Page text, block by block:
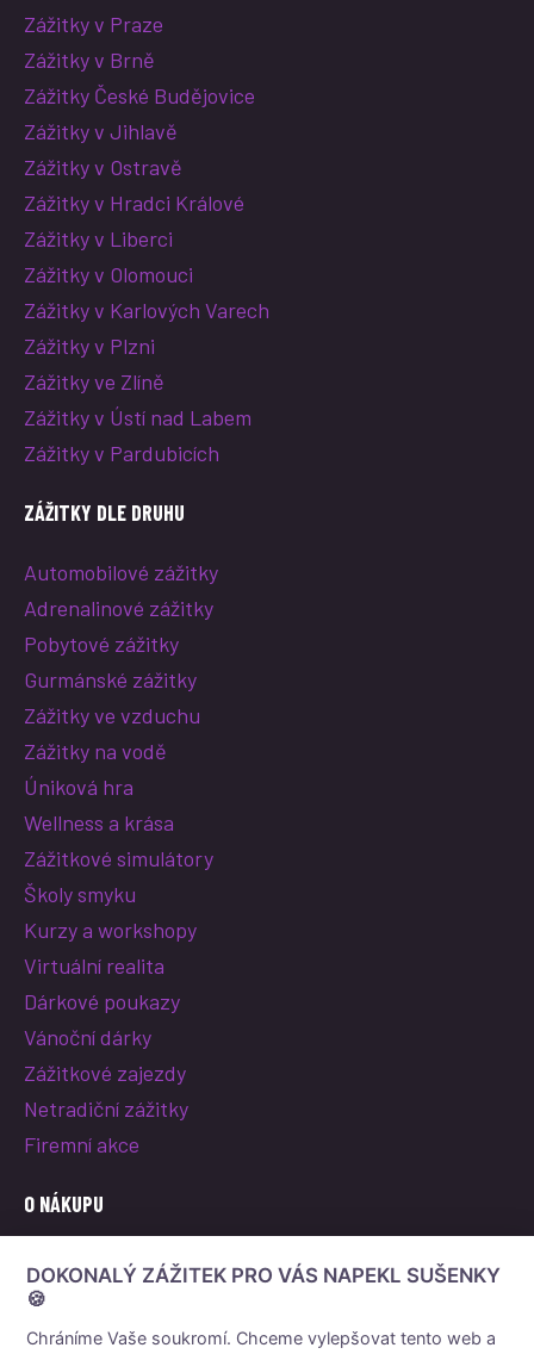
Zážitky v Praze
Zážitky v Brně
Zážitky České Budějovice
Zážitky v Jihlavě
Zážitky v Ostravě
Zážitky v Hradci Králové
Zážitky v Liberci
Zážitky v Olomouci
Zážitky v Karlových Varech
Zážitky v Plzni
Zážitky ve Zlíně
Zážitky v Ústí nad Labem
Zážitky v Pardubicích
ZÁŽITKY DLE DRUHU
Automobilové zážitky
Adrenalinové zážitky
Pobytové zážitky
Gurmánské zážitky
Zážitky ve vzduchu
Zážitky na vodě
Úniková hra
Wellness a krása
Zážitkové simulátory
Školy smyku
Kurzy a workshopy
Virtuální realita
Dárkové poukazy
Vánoční dárky
Zážitkové zajezdy
Netradiční zážitky
Firemní akce
O NÁKUPU
O nás
Vše o nákupu
Reklamace a vrácení poukazu
DOKONALÝ ZÁŽITEK PRO VÁS NAPEKL SUŠENKY
🍪
Chráníme Vaše soukromí. Chceme vylepšovat tento web a